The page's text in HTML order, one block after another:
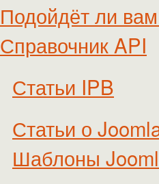
Подойдёт ли
Справочник API
Статьи IPB
Статьи о
Шаблоны